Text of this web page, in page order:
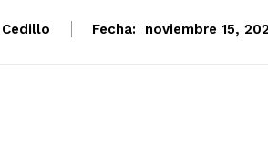
Fecha: noviembre 15,